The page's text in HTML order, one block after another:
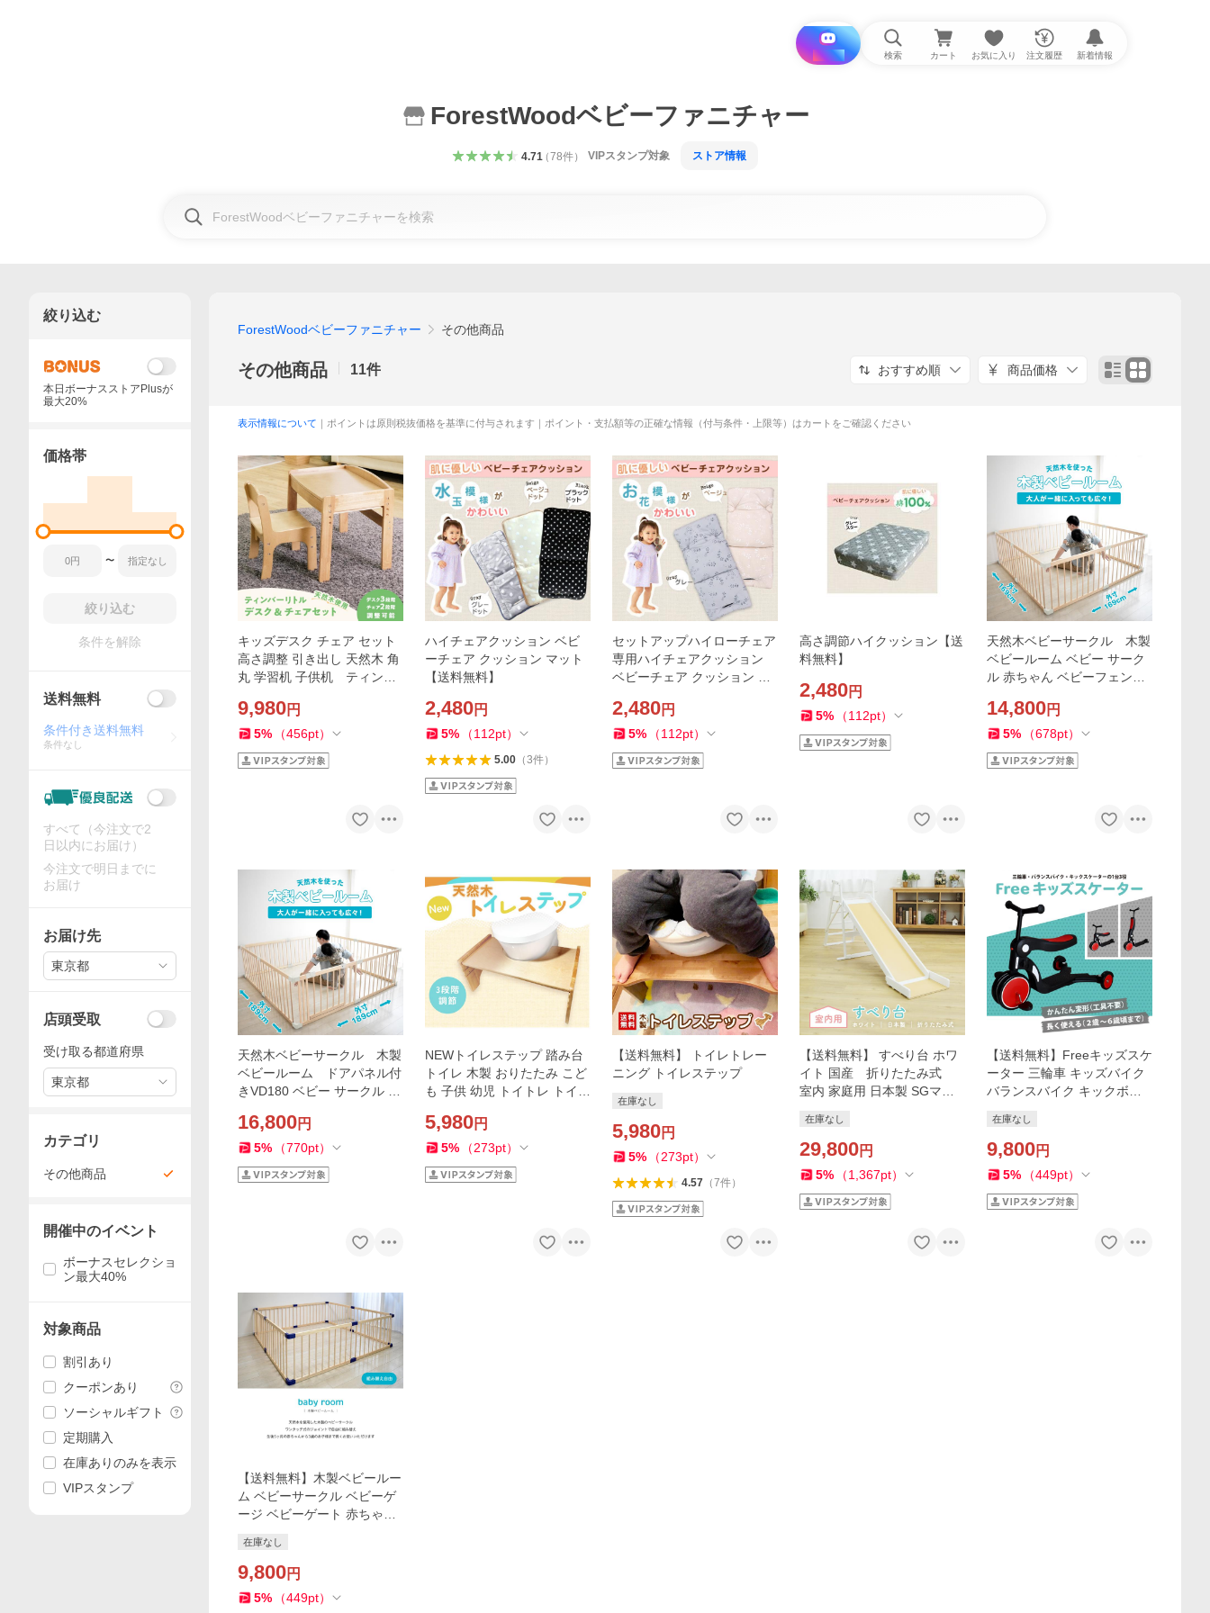
i と探す 検索 カート お気に入り 注文履歴 新着情報
ForestWoodベビーファニチャー
4.71（78件） VIPスタンプ対象 ストア情報
ForestWoodベビーファニチャー その他商品
その他商品 11件 おすすめ順 商品価格
表示情報について ｜ポイントは原則税抜価格を基準に付与されます｜ポイント・支払額等の正確な情報（付与条件・上限等）はカートをご確認ください
キッズデスク チェア セット
高さ調整 引き出し 天然木 角
丸 学習机 子供机 ティンバ
ア2段階 高さ調節 組立式
9,980円
5% （456pt）
ハイチェアクッション ベビ
ーチェア クッション マット
【送料無料】
2,480円
5% （112pt）
5.00（3件）
セットアップハイローチェア
専用ハイチェアクッション
ベビーチェア クッション マ
2,480円
5% （112pt）
高さ調節ハイクッション【送
料無料】
2,480円
5% （112pt）
天然木ベビーサークル 木製
ベビールーム ベビー サーク
ル 赤ちゃん ベビーフェンス
レイペン ガードフェンス 長
方形 正方形
14,800円
5% （678pt）
天然木ベビーサークル 木製
ベビールーム ドアパネル付
きVD180 ベビー サークル 赤
ーゲート 木製 天然木 プレイ
ペン ガードフェンス
16,800円
5% （770pt）
NEWトイレステップ 踏み台
トイレ 木製 おりたたみ こど
も 子供 幼児 トイトレ トイレ
レステップ
5,980円
5% （273pt）
【送料無料】 トイレトレー
ニング トイレステップ
在庫なし
5,980円
5% （273pt）
4.57（7件）
【送料無料】 すべり台 ホワ
イト 国産 折りたたみ式
室内 家庭用 日本製 SGマー
木製
在庫なし
29,800円
5% （1,367pt）
【送料無料】Freeキッズスケ
ーター 三輪車 キッズバイク
バランスバイク キックボー
具
在庫なし
9,800円
5% （449pt）
【送料無料】木製ベビールー
ム ベビーサークル ベビーゲ
ージ ベビーゲート 赤ちゃん
ット 木製ベビーサークル
在庫なし
9,800円
5% （449pt）
絞り込む
本日ボーナスストアPlusが
最大20%
価格帯
〜
絞り込む
条件を解除
送料無料
条件付き送料無料
条件なし
すべて（今注文で2
日以内にお届け）
今注文で明日までに
お届け
お届け先
東京都
店頭受取
受け取る都道府県
東京都
カテゴリ
その他商品
開催中のイベント
ボーナスセレクショ
ン最大40%
対象商品
割引あり
クーポンあり
ソーシャルギフト
定期購入
在庫ありのみを表示
VIPスタンプ